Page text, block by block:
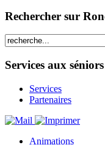
Rechercher sur
Services aux séniors
Services
Partenaires
Animations